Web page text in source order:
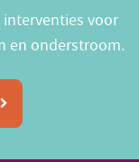
voor
en onderstroom.